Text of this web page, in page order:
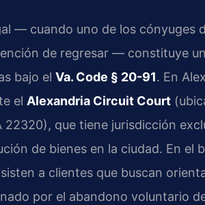
— cuando uno de los cónyuges
de regresar — constituye
bajo el Va. Code § 20-91. En
el Alexandria Circuit Court
22320), que tiene jurisdicción
de bienes en la ciudad. En el
a clientes que buscan
por el abandono voluntario